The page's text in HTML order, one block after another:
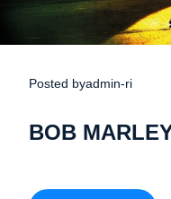
Posted byadmin-ri
BOB